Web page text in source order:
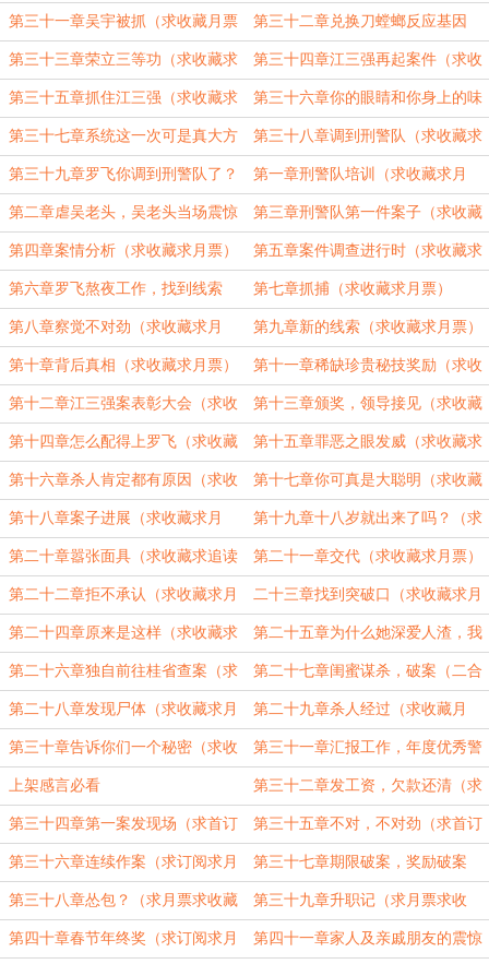
票卡） 票）
第三十一章吴宇被抓（求收藏月票
啊兄弟们）
第三十二章兑换刀螳螂反应基因
（求收藏票票）
第三十三章荣立三等功（求收藏求
月票）
第三十四章江三强再起案件（求收
藏求月票）
第三十五章抓住江三强（求收藏求
月票）
第三十六章你的眼睛和你身上的味
道（求收藏求票票）
第三十七章系统这一次可是真大方
（求收藏求月票）
第三十八章调到刑警队（求收藏求
票票）
第三十九章罗飞你调到刑警队了？
（求收藏求月票）
第一章刑警队培训（求收藏求月
票）
第二章虐吴老头，吴老头当场震惊
（求收藏求月票）
第三章刑警队第一件案子（求收藏
求月票）
第四章案情分析（求收藏求月票） 第五章案件调查进行时（求收藏求
月票）
第六章罗飞熬夜工作，找到线索
（求收藏求月票）
第七章抓捕（求收藏求月票）
第八章察觉不对劲（求收藏求月
票）
第九章新的线索（求收藏求月票）
第十章背后真相（求收藏求月票） 第十一章稀缺珍贵秘技奖励（求收
藏求月票）
第十二章江三强案表彰大会（求收
藏求月票）
第十三章颁奖，领导接见（求收藏
求月票）
第十四章怎么配得上罗飞（求收藏
求月票）
第十五章罪恶之眼发威（求收藏求
月票）
第十六章杀人肯定都有原因（求收
藏求月票）
第十七章你可真是大聪明（求收藏
求月票）
第十八章案子进展（求收藏求月
票）
第十九章十八岁就出来了吗？（求
收藏求月票求追读）
第二十章嚣张面具（求收藏求追读
求月票）
第二十一章交代（求收藏求月票）
第二十二章拒不承认（求收藏求月
票）
二十三章找到突破口（求收藏求月
票）
第二十四章原来是这样（求收藏求
月票）
第二十五章为什么她深爱人渣，我
比人渣差哪儿了（求收藏求月票）
第二十六章独自前往桂省查案（求
收藏求月票）
第二十七章闺蜜谋杀，破案（二合
一求收藏求月票）
第二十八章发现尸体（求收藏求月
票）
第二十九章杀人经过（求收藏月
票）
第三十章告诉你们一个秘密（求收
藏求月票）
第三十一章汇报工作，年度优秀警
员评比（求收藏求月票）
上架感言必看 第三十二章发工资，欠款还清（求
首订求月票）
第三十四章第一案发现场（求首订
求月票）
第三十五章不对，不对劲（求首订
求月票，三十三章被审核了）
第三十六章连续作案（求订阅求月
票，二合一章）
第三十七章期限破案，奖励破案
（求收藏求月票，二合一）
第三十八章怂包？（求月票求收藏
后面都是二合一）
第三十九章升职记（求月票求收
藏，今天晚点了）
第四十章春节年终奖（求订阅求月 第四十一章家人及亲戚朋友的震惊